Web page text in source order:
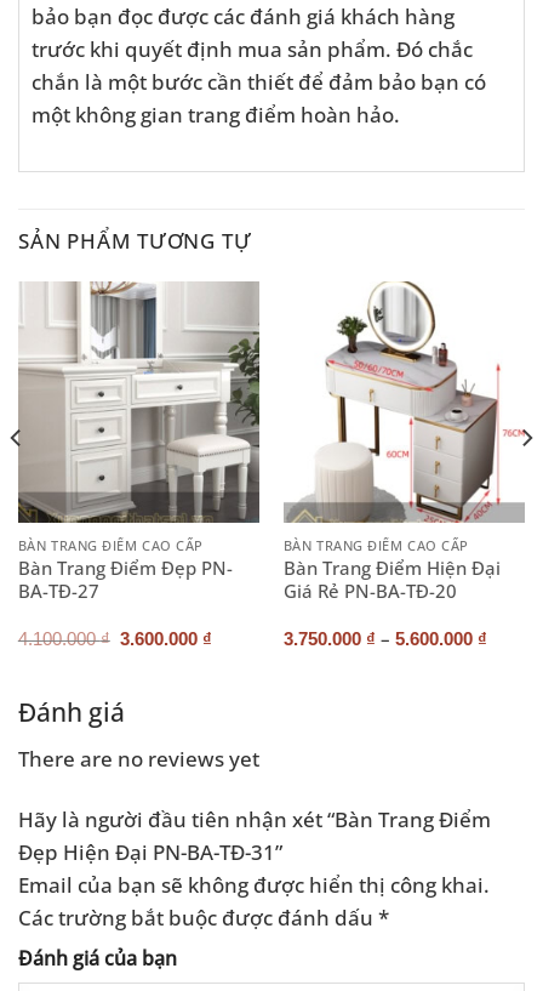
bảo bạn đọc được các đánh giá khách hàng
trước khi quyết định mua sản phẩm. Đó chắc
chắn là một bước cần thiết để đảm bảo bạn có
một không gian trang điểm hoàn hảo.
SẢN PHẨM TƯƠNG TỰ
BÀN TRANG ĐIỂM CAO CẤP
Bàn Trang Điểm Đẹp PN-
BA-TĐ-27
4.100.000₫ Giá
3.600.000 ₫
BÀN TRANG ĐIỂM CAO CẤP
Bàn Trang Điểm Hiện Đại
Giá Rẻ PN-BA-TĐ-20
3.750.000 ₫ – 5.600.000 ₫
Đánh giá
There are no reviews yet
Hãy là người đầu tiên nhận xét “Bàn Trang Điểm
Đẹp Hiện Đại PN-BA-TĐ-31”
Email của bạn sẽ không được hiển thị công khai.
Các trường bắt buộc được đánh dấu *
Đánh giá của bạn